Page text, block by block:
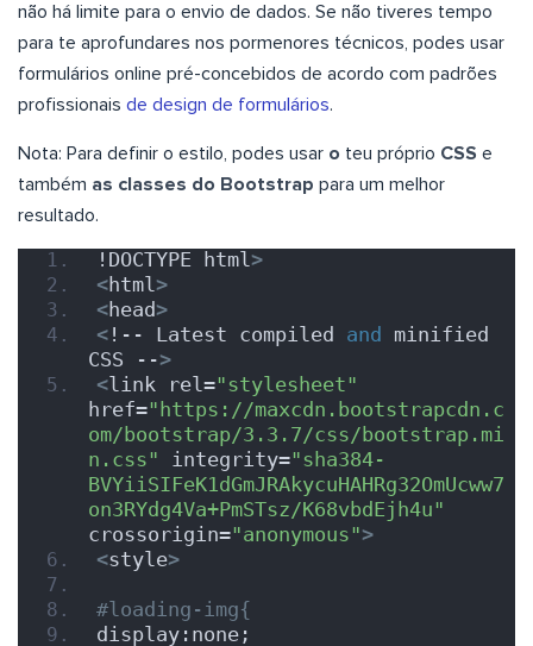
não há limite para o envio de dados. Se não tiveres tempo
para te aprofundares nos pormenores técnicos, podes usar
formulários online pré-concebidos de acordo com padrões
profissionais de design de formulários.
Nota: Para definir o estilo, podes usar o teu próprio CSS e
também as classes do Bootstrap para um melhor
resultado.
!DOCTYPE html >
<html >
<head>
< !-- Latest compiled and minified
CSS -->
<link rel="stylesheet"
href="https://maxcdn.bootstrapcdn.c
om/bootstrap/3.3.7/css/bootstrap.mi
n.css" integrity="sha384-
BVYiiSIFeK1dGmJRAkycuHAHRg32OmUcww7
on3RYdg4Va+PmSTsz/K68vbdEjh4u"
crossorigin="anonymous">
<style>
#loading-img{
display:none;